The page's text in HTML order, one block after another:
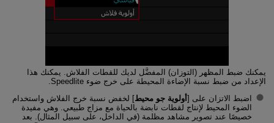
يمكنك ضبط المظهر (التوزان) المفضَّل لديك للقطات الفلاش. يمكنك هذا
الإعداد من ضبط نسبة الإضاءة المحيطة على خرج ضوء Speedlite.
اضبط الاتزان على [أولوية جو محيط] لخفض نسبة خرج الفلاش واستخدام
الضوء المحيط لإنتاج لقطات نابضة بالحياة مع مزاج طبيعي. وهي مفيدة
خصيصًا عند تصوير مشاهد مظلمة (في الداخل، على سبيل المثال). بعد